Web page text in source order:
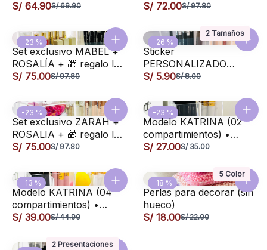
Soporte organizador
maquillaje
S/ 64.90S/ 69.90
perlitas
S/ 72.00S/ 97.80
-23 %
Set exclusivo MABEL +
ROSALÍA + 🎁 regalo las
perlitas
S/ 75.00S/ 97.80
2 Tamaños
-26 %
Sticker
PERSONALIZADO
nombre/apodo/palabras
adhesivo
S/ 5.90S/ 8.00
-23 %
Set exclusivo ZARAH +
ROSALIA + 🎁 regalo las
perlitas
S/ 75.00S/ 97.80
-23 %
Modelo KATRINA (02
compartimientos) •
organizador acrílico
labiales
S/ 27.00S/ 35.00
-13 %
Modelo KATRINA (04
compartimientos) •
organizador acrílico
labiales
S/ 39.00S/ 44.90
5 Color
-18 %
Perlas para decorar (sin
hueco)
S/ 18.00S/ 22.00
2 Presentaciones